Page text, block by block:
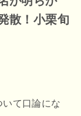
散！小栗旬
て口論にな